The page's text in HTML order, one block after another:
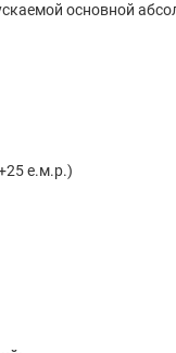
основной
е.м.р.)